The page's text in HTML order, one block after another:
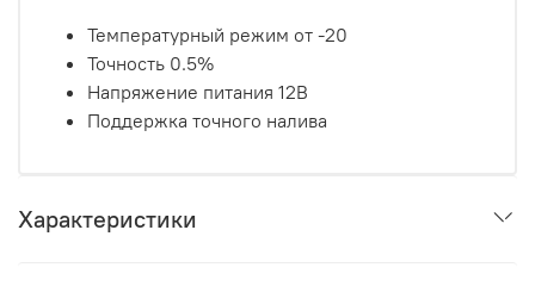
Температурный режим от -20
Точность 0.5%
Напряжение питания 12В
Поддержка точного налива
Характеристики